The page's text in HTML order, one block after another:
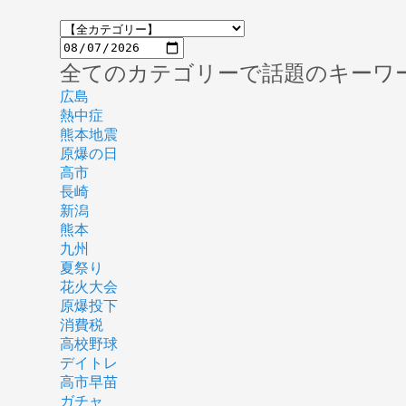
全てのカテゴリーで話題のキーワ
広島
熱中症
熊本地震
原爆の日
高市
長崎
新潟
熊本
九州
夏祭り
花火大会
原爆投下
消費税
高校野球
デイトレ
高市早苗
ガチャ